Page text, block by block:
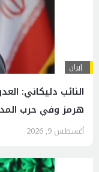
إيران
النائب دليكاني:
هرمز وفي حرب
أغسطس 9, 2026